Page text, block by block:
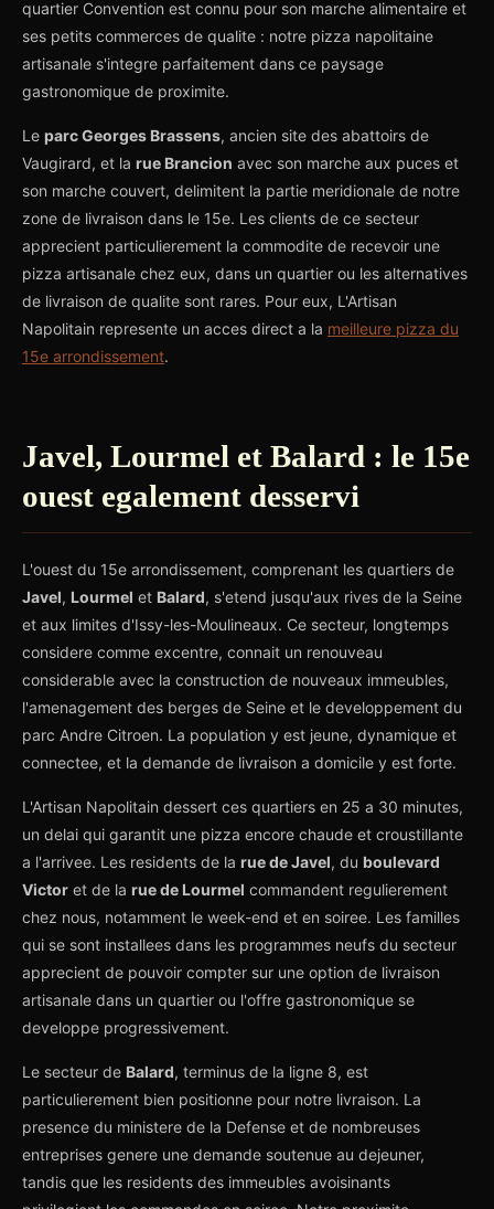
quartier Convention est connu pour son marche alimentaire et
ses petits commerces de qualite : notre pizza napolitaine
artisanale s'integre parfaitement dans ce paysage
gastronomique de proximite.
Le parc Georges Brassens, ancien site des abattoirs de
Vaugirard, et la rue Brancion avec son marche aux puces et
son marche couvert, delimitent la partie meridionale de notre
zone de livraison dans le 15e. Les clients de ce secteur
apprecient particulierement la commodite de recevoir une
pizza artisanale chez eux, dans un quartier ou les alternatives
de livraison de qualite sont rares. Pour eux, L'Artisan
Napolitain represente un acces direct a la meilleure pizza du
15e arrondissement.
Javel, Lourmel et Balard : le 15e
ouest egalement desservi
L'ouest du 15e arrondissement, comprenant les quartiers de
Javel, Lourmel et Balard, s'etend jusqu'aux rives de la Seine
et aux limites d'Issy-les-Moulineaux. Ce secteur, longtemps
considere comme excentre, connait un renouveau
considerable avec la construction de nouveaux immeubles,
l'amenagement des berges de Seine et le developpement du
parc Andre Citroen. La population y est jeune, dynamique et
connectee, et la demande de livraison a domicile y est forte.
L'Artisan Napolitain dessert ces quartiers en 25 a 30 minutes,
un delai qui garantit une pizza encore chaude et croustillante
a l'arrivee. Les residents de la rue de Javel, du boulevard
Victor et de la rue de Lourmel commandent regulierement
chez nous, notamment le week-end et en soiree. Les familles
qui se sont installees dans les programmes neufs du secteur
apprecient de pouvoir compter sur une option de livraison
artisanale dans un quartier ou l'offre gastronomique se
developpe progressivement.
Le secteur de Balard, terminus de la ligne 8, est
particulierement bien positionne pour notre livraison. La
presence du ministere de la Defense et de nombreuses
entreprises genere une demande soutenue au dejeuner,
tandis que les residents des immeubles avoisinants